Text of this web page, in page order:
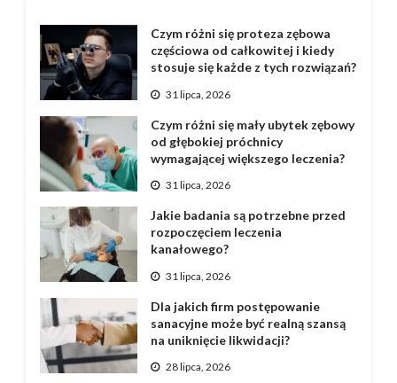
Czym różni się proteza zębowa
częściowa od całkowitej i kiedy
stosuje się każde z tych rozwiązań?
31 lipca, 2026
Czym różni się mały ubytek zębowy
od głębokiej próchnicy
wymagającej większego leczenia?
31 lipca, 2026
Jakie badania są potrzebne przed
rozpoczęciem leczenia
kanałowego?
31 lipca, 2026
Dla jakich firm postępowanie
sanacyjne może być realną szansą
na uniknięcie likwidacji?
28 lipca, 2026